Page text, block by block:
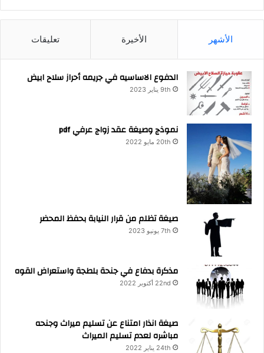
الأشهر الأخيرة تعليقات
الدفوع الاساسيه في جريمه أحراز سلاح ابيض
9th يناير 2023
نموذج وصيغة عقد زواج عرفي pdf
20th مايو 2022
صيغة تظلم من قرار النيابة بحفظ المحضر
7th يونيو 2023
مذكرة بدفاع في جنحة بلطجة واستعراض القوه
22nd أكتوبر 2022
صيغة انذار امتناع عن تسليم ميراث وجنحه
مباشره لعدم تسليم الميراث
24th يناير 2022